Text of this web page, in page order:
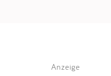
Anzeige